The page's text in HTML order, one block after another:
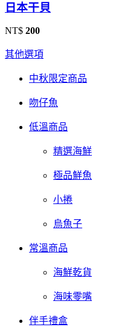
日本干貝
NT$ 200
其他選項
中秋限定商品
吻仔魚
低溫商品
精選海鮮
極品鮮魚
小捲
烏魚子
常溫商品
海鮮乾貨
海味零嘴
伴手禮盒